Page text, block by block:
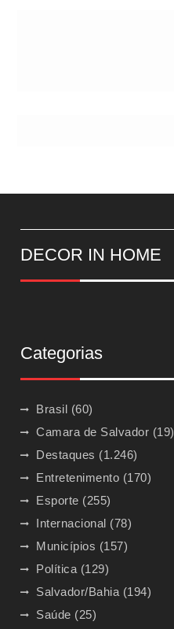
DECOR IN HOME
Categorias
Brasil (60)
Camara de Salvador (19)
Destaques (1.246)
Entretenimento (170)
Esporte (255)
Internacional (78)
Municípios (157)
Política(129)
Salvador/Bahia(194)
Saúde (25)